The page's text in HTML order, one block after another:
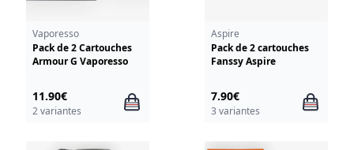
Vaporesso
Pack de 2 Cartouches
Armour G Vaporesso
11.90€
2 variantes
Aspire
Pack de 2 cartouches
Fanssy Aspire
7.90€
3 variantes